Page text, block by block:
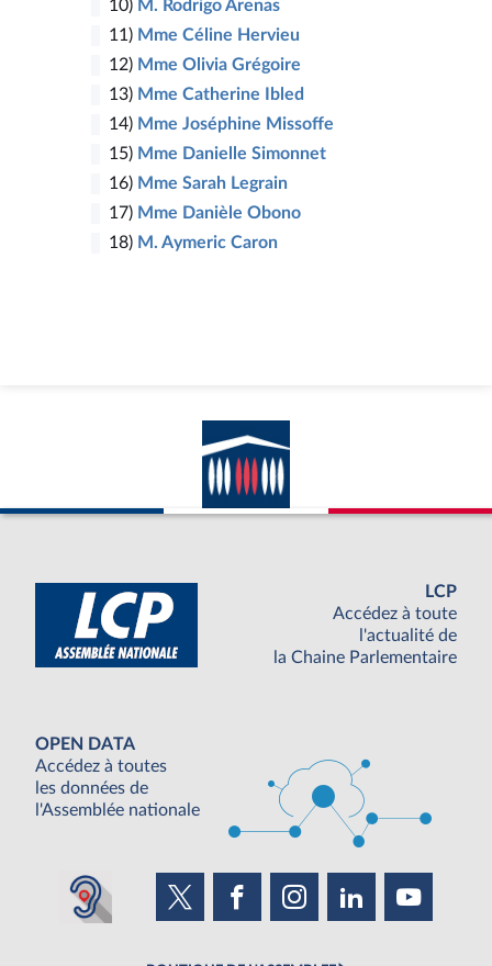
10) M. Rodrigo Arenas
11) Mme Céline Hervieu
12) Mme Olivia Grégoire
13) Mme Catherine Ibled
14) Mme Joséphine Missoffe
15) Mme Danielle Simonnet
16) Mme Sarah Legrain
17) Mme Danièle Obono
18) M. Aymeric Caron
LCP
Accédez à toute
l'actualité de
la Chaine Parlementaire
OPEN DATA
Accédez à toutes
les données de
l'Assemblée nationale